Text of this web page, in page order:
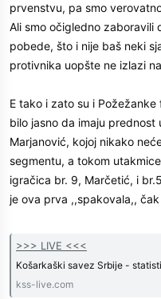
prvenstvu, pa smo
Ali smo očigledno zaboravili
pobede, što i nije baš neki
protivnika uopšte ne izlazi
E tako i zato su i
bilo jasno da imaju
Marjanović, kojoj nikako
segmentu, a tokom
igračica br. 9, Marčetić, i
je ova prva ,,spakovala,,
>>> LIVE <<<
Košarkaški savez Srbije -
kss-live.com